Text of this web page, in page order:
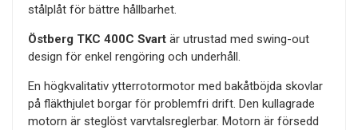
stålplåt för bättre hållbarhet.
Östberg TKC 400C Svartär utrustad med swing-out
design för enkel rengöring och underhåll.
En högkvalitativ ytterrotormotor med bakåtböjda skovlar
på fläkthjulet borgar för problemfri drift. Den kullagrade
motorn är steglöst varvtalsreglerbar. Motorn är försedd